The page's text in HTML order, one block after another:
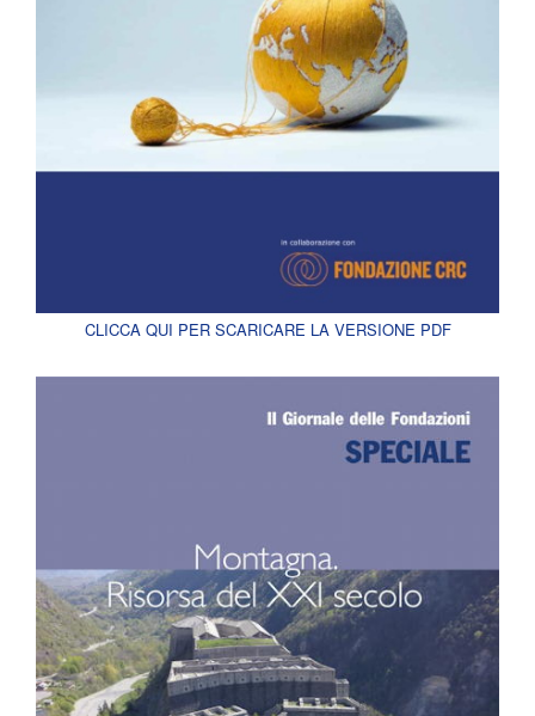
CLICCA QUI PER SCARICARE LA VERSIONE PDF